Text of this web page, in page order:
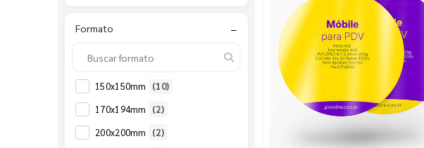
Formato −
150x150mm
(10)
170x194mm
(2)
200x200mm
(2)